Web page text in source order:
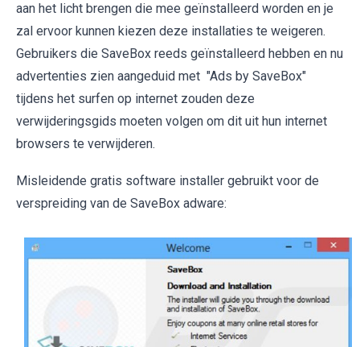
aan het licht brengen die mee geïnstalleerd worden en je
zal ervoor kunnen kiezen deze installaties te weigeren.
Gebruikers die SaveBox reeds geïnstalleerd hebben en nu
advertenties zien aangeduid met "Ads by SaveBox"
tijdens het surfen op internet zouden deze
verwijderingsgids moeten volgen om dit uit hun internet
browsers te verwijderen.
Misleidende gratis software installer gebruikt voor de
verspreiding van de SaveBox adware: